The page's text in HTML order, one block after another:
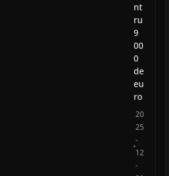
nt
ru
9
00
0
de
eu
ro
20
25
-
12
-